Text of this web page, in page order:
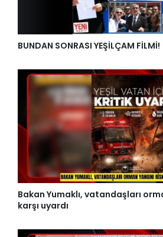
BUNDAN SONRASI YEŞİLÇAM FİLMİ!
Bakan Yumaklı, vatandaşları
karşı uyardı